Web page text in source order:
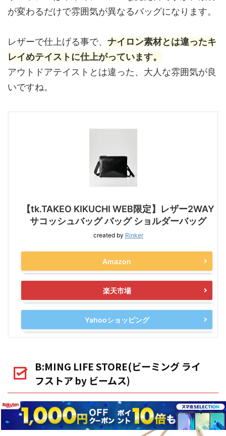
が変わるだけで雰囲気が異なるバッグになります。
レザーで仕上げる事で、 ナイロン素材とは違ったキ
レイめテイストに仕上がっています。
アウトドアテイストとは違った、大人な雰囲気が良
いですね。
【tk.TAKEO KIKUCHI WEB限定】レザー2WAY
サコッシュバッグ バッグ ショルダーバッグ
created by Rinker
Amazon
楽天市場
Yahooショッピング
B:MING LIFE STORE(ビーミング ライ
フストア by ビームス)